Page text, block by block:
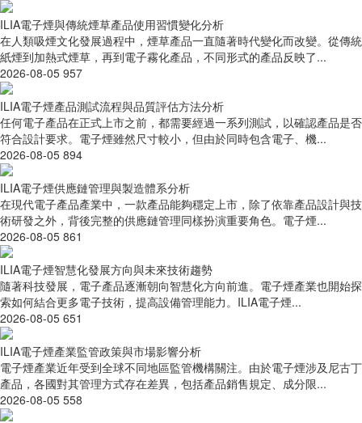
ILIA電子煙與傳統煙草產品使用習慣變化分析
在人類吸煙文化發展過程中，煙草產品一直隨著時代變化而改變。從傳統
紙煙到加熱式煙草，再到電子霧化產品，不同形式的產品反映了...
2026-08-05 957
ILIA電子煙產品測試流程與品質評估方法分析
任何電子產品在正式上市之前，都需要經過一系列測試，以確認產品是否
符合設計要求。電子煙雖然尺寸較小，但由於同時包含電子、機...
2026-08-05 894
ILIA電子煙供應鏈管理與製造體系分析
在現代電子產品產業中，一款產品能夠穩定上市，除了依靠產品設計與技
術研發之外，背後完整的供應鏈管理同樣扮演重要角色。電子煙...
2026-08-05 861
ILIA電子煙智慧化發展方向與未來技術趨勢
隨著科技發展，電子產品逐漸朝向智慧化方向前進。電子煙產業也開始探
索如何結合更多電子技術，提高設備管理能力。ILIA電子煙...
2026-08-05 651
ILIA電子煙產業監管政策與市場影響分析
電子煙產業近年受到全球不同地區監管機構關注。由於電子煙涉及尼古丁
產品，各國對其管理方式存在差異，包括產品銷售規定、成分限...
2026-08-05 558